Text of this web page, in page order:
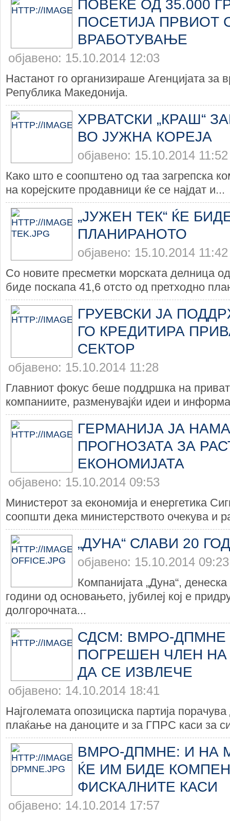
ПОВЕЌЕ ОД 35.000
ПОСЕТИЈА ПРВИОТ
ВРАБОТУВАЊЕ
објавено: 15.10.2014 12:03
Настанот го организираше Агенцијата за
Република Македонија.
ХРВАТСКИ „КРАШ“
ВО ЈУЖНА КОРЕЈА
објавено: 15.10.2014 11:52
Како што е соопштено од таа загрепска
на корејските продавници ќе се најдат и...
„ЈУЖЕН ТЕК“ ЌЕ
ПЛАНИРАНОТО
објавено: 15.10.2014 11:42
Со новите пресметки морската делница од
биде поскапа 41,6 отсто од претходно
ГРУЕВСКИ ЈА
ГО КРЕДИТИРА
СЕКТОР
објавено: 15.10.2014 11:28
Главниот фокус беше поддршка на
компаниите, разменувајќи идеи и
ГЕРМАНИЈА ЈА
ПРОГНОЗАТА ЗА
ЕКОНОМИЈАТА
објавено: 15.10.2014 09:53
Министерот за економија и енергетика
соопшти дека министерството очекува и
„ДУНА“ СЛАВИ 20
објавено: 15.10.2014 09:23
Компанијата „Дуна“,
години од основањето, јубилеј кој е
долгорочната...
СДСМ: ВМРО-ДПМНЕ
ПОГРЕШЕН ЧЛЕН НА
ДА СЕ ИЗВЛЕЧЕ
објавено: 14.10.2014 18:41
Најголемата опозициска партија
плаќање на даноците и за ГПРС каси за
ВМРО-ДПМНЕ: И НА
ЌЕ ИМ БИДЕ
ФИСКАЛНИТЕ КАСИ
објавено: 14.10.2014 17:57